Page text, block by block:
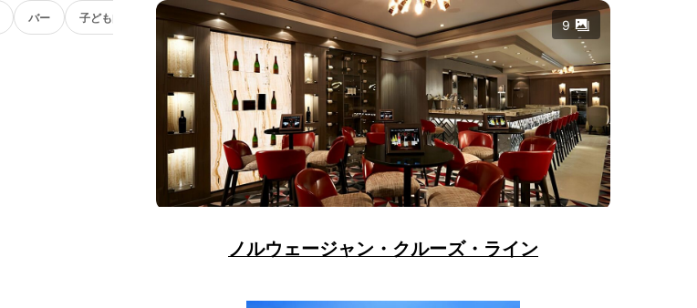
バー 子ども向け 9
ノルウェージャン・クルーズ・ライン